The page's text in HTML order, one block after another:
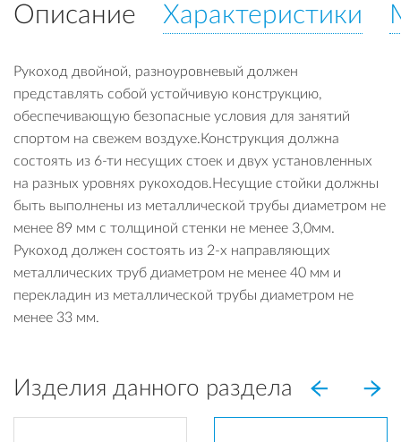
Описание Характеристики
Рукоход двойной, разноуровневый должен
представлять собой устойчивую конструкцию,
обеспечивающую безопасные условия для занятий
спортом на свежем воздухе.Конструкция должна
состоять из 6-ти несущих стоек и двух установленных
на разных уровнях рукоходов.Несущие стойки должны
быть выполнены из металлической трубы диаметром не
менее 89 мм с толщиной стенки не менее 3,0мм.
Рукоход должен состоять из 2-х направляющих
металлических труб диаметром не менее 40 мм и
перекладин из металлической трубы диаметром не
менее 33 мм.
Изделия данного раздела